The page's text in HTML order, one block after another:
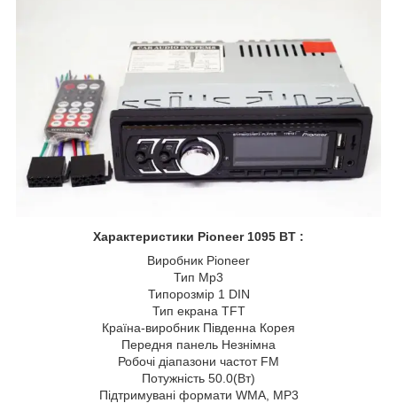
Характеристики Pioneer 1095 BT :
Виробник Pioneer
Тип Mp3
Типорозмір 1 DIN
Тип екрана TFT
Країна-виробник Південна Корея
Передня панель Незнімна
Робочі діапазони частот FM
Потужність 50.0(Вт)
Підтримувані формати WMA, MP3